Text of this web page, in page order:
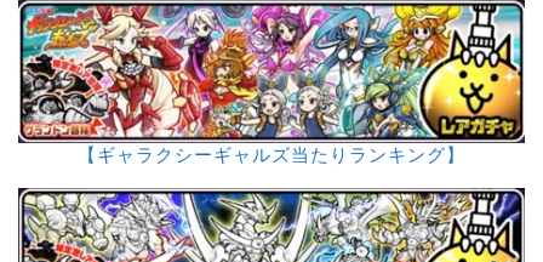
【ギャラクシーギャルズ当たりランキング】